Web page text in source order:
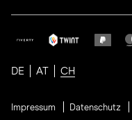
DE AT CH
Impressum Datenschutz